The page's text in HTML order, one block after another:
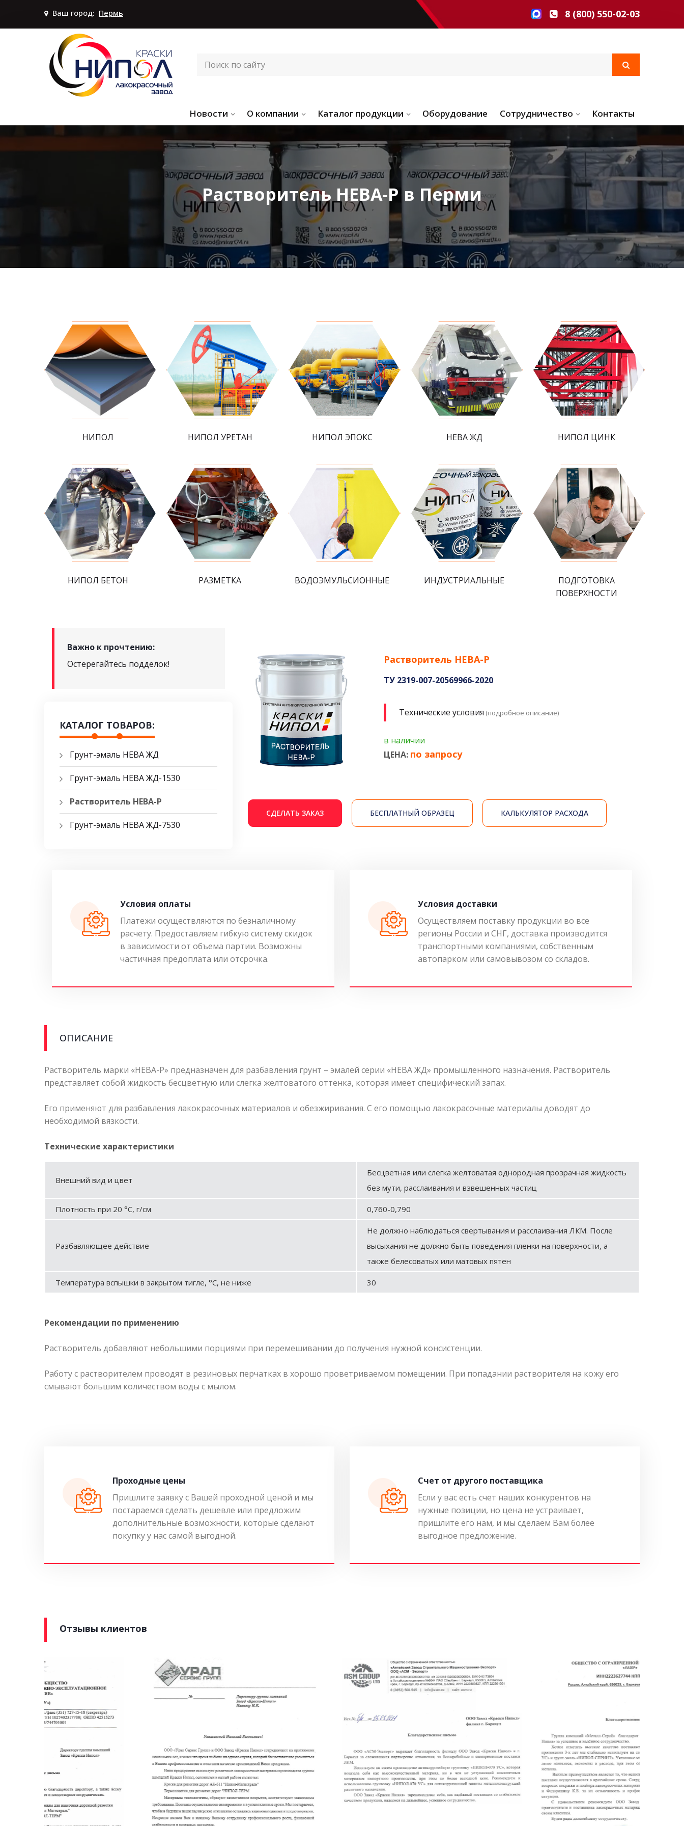
Ваш город: Пермь 8 (800) 550-02-03
Новости О компании Каталог продукции Оборудование Сотрудничество Контакты
Растворитель НЕВА-Р в Перми
НИПОЛ НИПОЛ УРЕТАН НИПОЛ ЭПОКС НЕВА ЖД НИПОЛ ЦИНК
НИПОЛ БЕТОН РАЗМЕТКА ВОДОЭМУЛЬСИОННЫЕ ИНДУСТРИАЛЬНЫЕ
ПОДГОТОВКА
ПОВЕРХНОСТИ
Важно к прочтению:
Остерегайтесь подделок!
КАТАЛОГ ТОВАРОВ:
Грунт-эмаль НЕВА ЖД
Грунт-эмаль НЕВА ЖД-1530
Растворитель НЕВА-Р
Грунт-эмаль НЕВА ЖД-7530
Растворитель НЕВА-Р
ТУ 2319-007-20569966-2020
Технические условия (подробное описание)
в наличии
ЦЕНА: по запросу
СДЕЛАТЬ ЗАКАЗ БЕСПЛАТНЫЙ ОБРАЗЕЦ КАЛЬКУЛЯТОР РАСХОДА
Условия оплаты
Платежи осуществляются по безналичному
расчету. Предоставляем гибкую систему скидок
в зависимости от объема партии. Возможны
частичная предоплата или отсрочка.
Условия доставки
Осуществляем поставку продукции во все
регионы России и СНГ, доставка производится
транспортными компаниями, собственным
автопарком или самовывозом со складов.
ОПИСАНИЕ
Растворитель марки «НЕВА-Р» предназначен для разбавления грунт – эмалей серии «НЕВА ЖД» промышленного назначения. Растворитель
представляет собой жидкость бесцветную или слегка желтоватого оттенка, которая имеет специфический запах.
Его применяют для разбавления лакокрасочных материалов и обезжиривания. С его помощью лакокрасочные материалы доводят до
необходимой вязкости.
Технические характеристики
Внешний вид и цвет
Бесцветная или слегка желтоватая однородная прозрачная жидкость
без мути, расслаивания и взвешенных частиц
Плотность при 20 °С, г/см 0,760-0,790
Разбавляющее действие
Не должно наблюдаться свертывания и расслаивания ЛКМ. После
высыхания не должно быть поведения пленки на поверхности, а
также белесоватых или матовых пятен
Температура вспышки в закрытом тигле, °С, не ниже 30
Рекомендации по применению
Растворитель добавляют небольшими порциями при перемешивании до получения нужной консистенции.
Работу с растворителем проводят в резиновых перчатках в хорошо проветриваемом помещении. При попадании растворителя на кожу его
смывают большим количеством воды с мылом.
Проходные цены
Пришлите заявку с Вашей проходной ценой и мы
постараемся сделать дешевле или предложим
дополнительные возможности, которые сделают
покупку у нас самой выгодной.
Cчет от другого поставщика
Если у вас есть счет наших конкурентов на
нужные позиции, но цена не устраивает,
пришлите его нам, и мы сделаем Вам более
выгодное предложение.
Отзывы клиентов